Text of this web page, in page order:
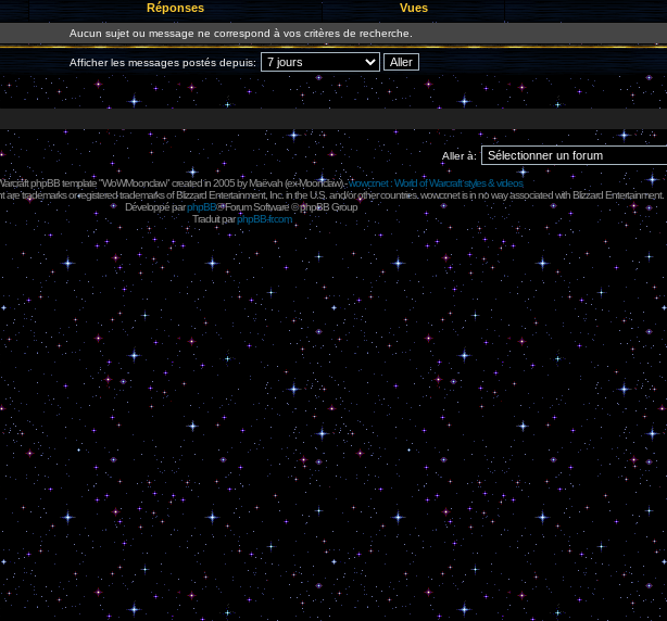
Réponses Vues
Aucun sujet ou message ne correspond à vos critères de recherche.
Afficher les messages postés depuis:
Aller à:
phpBB template "WoWMoonclaw" created in 2005 byMaëvah(ex-Moonclaw) -wowcr.net : World of Warcraft styles & videos
trademarks or registered trademarks of Blizzard Entertainment, Inc. in the U.S. and/or other countries. wowcr.net is in no way associated with Blizzard Entertainment.
Développé parphpBB® Forum Software © phpBB Group
Traduit parphpBB-fr.com